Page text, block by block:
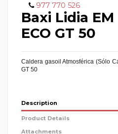
977 770 526
Baxi Lidia EM
ECO GT 50
Caldera gasoil Atmosférica (Sólo
GT 50
Description
Product Details
Attachments